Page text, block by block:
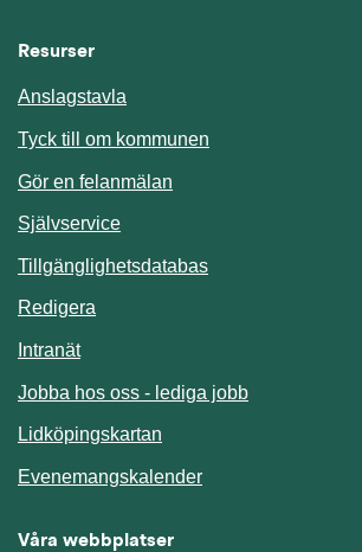
Resurser
Anslagstavla
Tyck till om kommunen
Gör en felanmälan
SjälvserviceLänk till annan webbplats.
TillgänglighetsdatabasLänk till annan
Redigera
IntranätLänk till annan webbplats.
Jobba hos oss - lediga jobb
Lidköpingskartan
EvenemangskalenderLänk till annan
Våra webbplatser